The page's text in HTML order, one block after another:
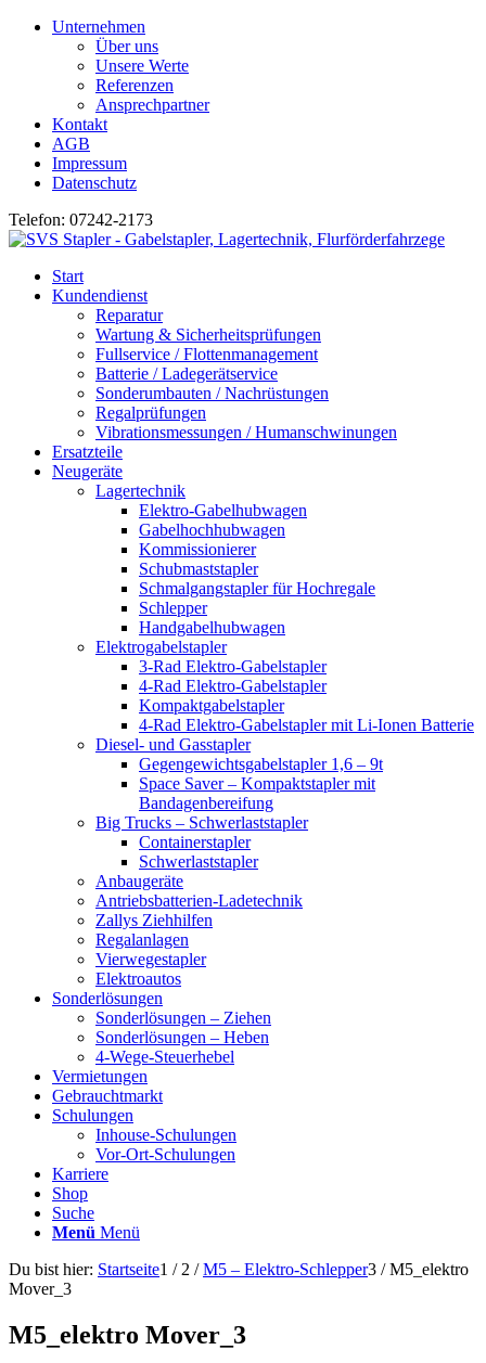
Unternehmen
Über uns
Unsere Werte
Referenzen
Ansprechpartner
Kontakt
AGB
Impressum
Datenschutz
Telefon: 07242-2173
Start
Kundendienst
Reparatur
Wartung & Sicherheitsprüfungen
Fullservice / Flottenmanagement
Batterie / Ladegerätservice
Sonderumbauten / Nachrüstungen
Regalprüfungen
Vibrationsmessungen / Humanschwinungen
Ersatzteile
Neugeräte
Lagertechnik
Elektro-Gabelhubwagen
Gabelhochhubwagen
Kommissionierer
Schubmaststapler
Schmalgangstapler für Hochregale
Schlepper
Handgabelhubwagen
Elektrogabelstapler
3-Rad Elektro-Gabelstapler
4-Rad Elektro-Gabelstapler
Kompaktgabelstapler
4-Rad Elektro-Gabelstapler mit Li-Ionen Batterie
Diesel- und Gasstapler
Gegengewichtsgabelstapler 1,6 – 9t
Space Saver – Kompaktstapler mit
Bandagenbereifung
Big Trucks – Schwerlaststapler
Containerstapler
Schwerlaststapler
Anbaugeräte
Antriebsbatterien-Ladetechnik
Zallys Ziehhilfen
Regalanlagen
Vierwegestapler
Elektroautos
Sonderlösungen
Sonderlösungen – Ziehen
Sonderlösungen – Heben
4-Wege-Steuerhebel
Vermietungen
Gebrauchtmarkt
Schulungen
Inhouse-Schulungen
Vor-Ort-Schulungen
Karriere
Shop
Suche
Menü Menü
Du bist hier: Startseite1 / 2 / M5 – Elektro-Schlepper3 / M5_elektro
Mover_3
M5_elektro Mover_3